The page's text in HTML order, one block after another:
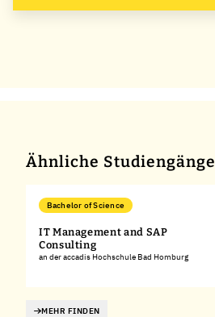
Ähnliche Studiengänge
Bachelor of Science
IT Management and SAP
Consulting
an der accadis Hochschule Bad Homburg
MEHR FINDEN